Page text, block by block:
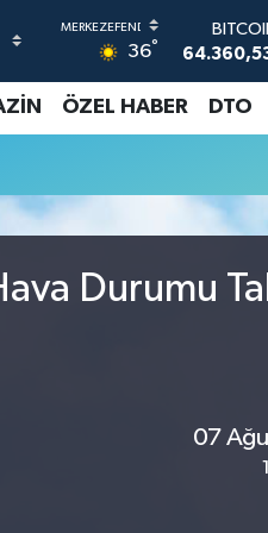
36°
47,7069
64,1897
GRAM
13.887
ÖZEL HABER DTO
Durumu
07